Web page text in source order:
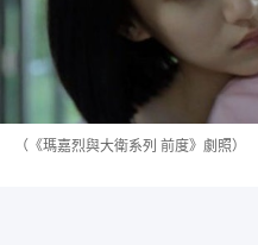
（《瑪嘉烈與大衛系列 前度》劇照）